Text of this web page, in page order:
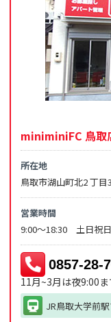
miniminiFC 鳥取
所在地
鳥取市湖山町北2 丁
営業時間
9:00～18:30 土日祝
0857-28-
11月~3月は夜9:00
JR鳥取大学前